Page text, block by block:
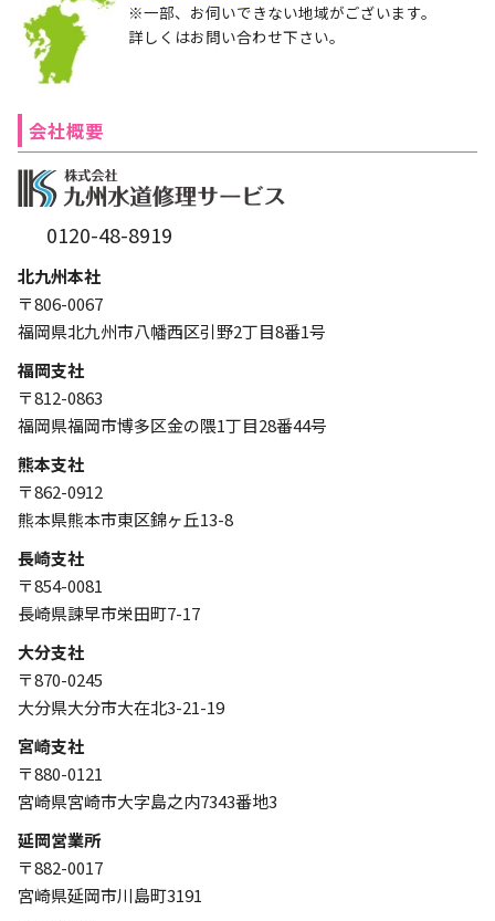
※一部、お伺いできない地域がございます。
詳しくはお問い合わせ下さい。
会社概要
0120-48-8919
北九州本社
〒806-0067
福岡県北九州市八幡西区引野2丁目8番1号
福岡支社
〒812-0863
福岡県福岡市博多区金の隈1丁目28番44号
熊本支社
〒862-0912
熊本県熊本市東区錦ヶ丘13-8
長崎支社
〒854-0081
長崎県諫早市栄田町7-17
大分支社
〒870-0245
大分県大分市大在北3-21-19
宮崎支社
〒880-0121
宮崎県宮崎市大字島之内7343番地3
延岡営業所
〒882-0017
宮崎県延岡市川島町3191